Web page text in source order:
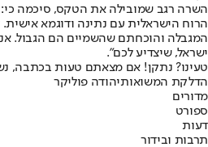
השרה רגב שמובילה את הטקס, סיכמה
הרוח הישראלית עם נתינה ודוגמא
המגבלה והוכחתם שהשמיים הם הגבול.
ישראל, שיצדיע לכם״.
טעינו? נתקן! אם מצאתם טעות בכתבה,
הדלקת המשואותיהודה פוליקר
מדורים
ספורט
דעות
תרבות ובידור